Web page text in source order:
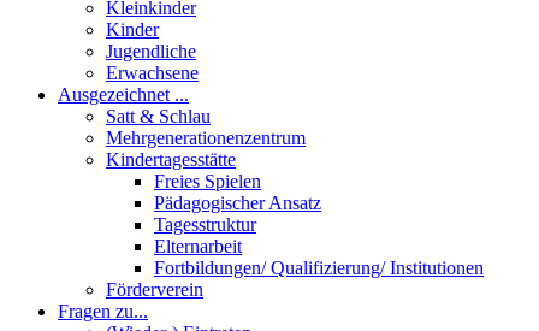
Kleinkinder
Kinder
Jugendliche
Erwachsene
Ausgezeichnet ...
Satt & Schlau
Mehrgenerationenzentrum
Kindertagesstätte
Freies Spielen
Pädagogischer Ansatz
Tagesstruktur
Elternarbeit
Fortbildungen/ Qualifizierung/ Institutionen
Förderverein
Fragen zu...